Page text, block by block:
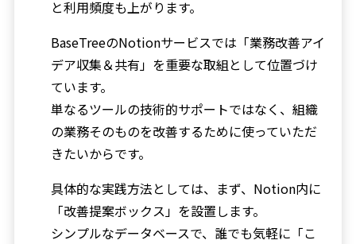
と利用頻度も上がります。
BaseTreeのNotionサービスでは「業務改善アイ
デア収集＆共有」を重要な取組として位置づけ
ています。
単なるツールの技術的サポートではなく、組織
の業務そのものを改善するために使っていただ
きたいからです。
具体的な実践方法としては、まず、Notion内に
「改善提案ボックス」を設置します。
シンプルなデータベースで、誰でも気軽に「こ